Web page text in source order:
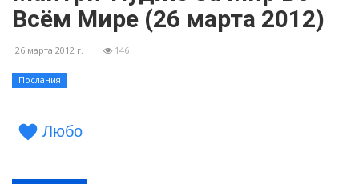
Всём Мире (26 марта 2012)
26 марта 2012 г. 146
Послания
Любо